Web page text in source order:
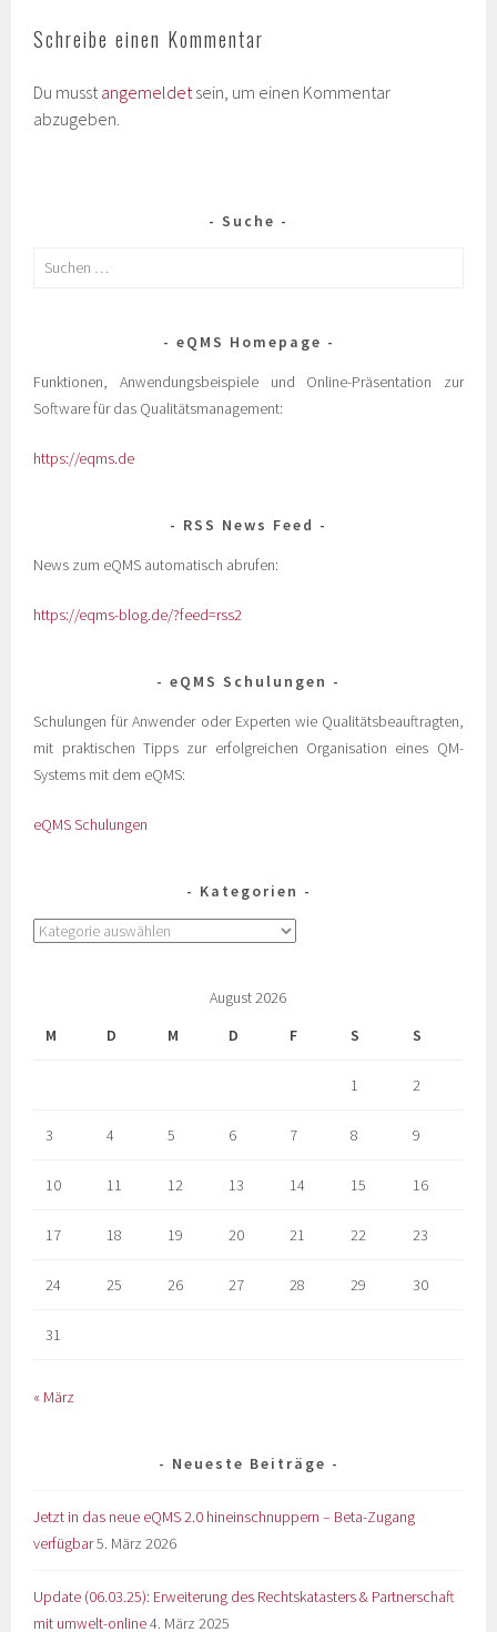
Schreibe einen Kommentar
Du musst angemeldet sein, um einen Kommentar
abzugeben.
Suche
eQMS Homepage
Funktionen, Anwendungsbeispiele und Online-Präsentation zur
Software für das Qualitätsmanagement:
https://eqms.de
RSS News Feed
News zum eQMS automatisch abrufen:
https://eqms-blog.de/?feed=rss2
eQMS Schulungen
Schulungen für Anwender oder Experten wie Qualitätsbeauftragten,
mit praktischen Tipps zur erfolgreichen Organisation eines QM-
Systems mit dem eQMS:
eQMS Schulungen
Kategorien
August 2026
M
D M D F S S
1 2
3 4 5 6 7 8 9
10 11 12 13 14 15 16
17 18 19 20 21 22 23
24 25 26 27 28 29 30
31
« März
Neueste Beiträge
Jetzt in das neue eQMS 2.0 hineinschnuppern – Beta-Zugang
verfügbar5. März 2026
Update (06.03.25): Erweiterung des Rechtskatasters & Partnerschaft
mit umwelt-online4. März 2025